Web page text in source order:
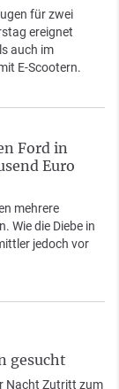
für zwei
ereignet
auch im
E-Scootern.
Ford in
Euro
mehrere
Wie die Diebe in
jedoch vor
gesucht
Nacht Zutritt zum